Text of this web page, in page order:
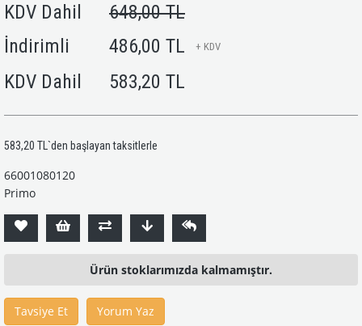
KDV Dahil
648,00 TL
İndirimli
486,00 TL + KDV
KDV Dahil 583,20 TL
583,20 TL `den başlayan taksitlerle
66001080120
Primo
Ürün stoklarımızda kalmamıştır.
Tavsiye Et Yorum Yaz